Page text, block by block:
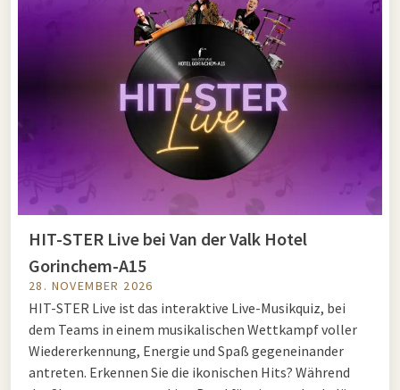
HIT-STER Live bei Van der Valk Hotel
Gorinchem-A15
28. NOVEMBER 2026
HIT-STER Live ist das interaktive Live-Musikquiz, bei
dem Teams in einem musikalischen Wettkampf voller
Wiedererkennung, Energie und Spaß gegeneinander
antreten. Erkennen Sie die ikonischen Hits? Während